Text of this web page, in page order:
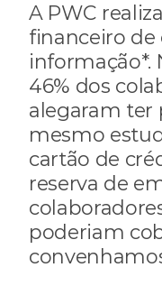
A PWC
financeiro de
informação*.
46% dos
alegaram ter
mesmo
cartão de
reserva de
poderiam